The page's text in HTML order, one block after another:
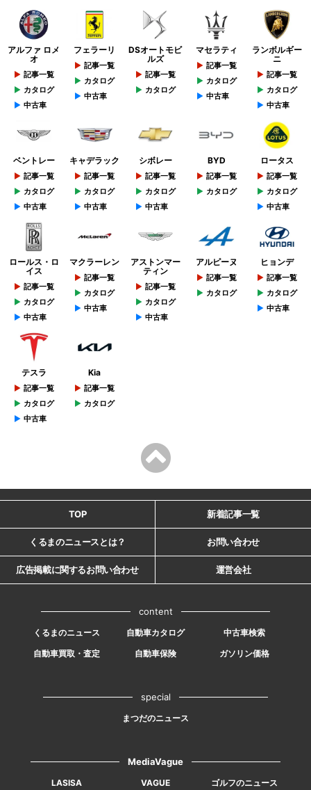
アルファ ロメ
オ
記事一覧
カタログ
中古車
フェラーリ
記事一覧
カタログ
中古車
DSオートモビ
ルズ
記事一覧
カタログ
マセラティ
記事一覧
カタログ
中古車
ランボルギー
ニ
記事一覧
カタログ
中古車
ベントレー
記事一覧
カタログ
中古車
キャデラック
記事一覧
カタログ
中古車
シボレー
記事一覧
カタログ
中古車
BYD
記事一覧
カタログ
ロータス
記事一覧
カタログ
中古車
ロールス・ロ
イス
記事一覧
カタログ
中古車
マクラーレン
記事一覧
カタログ
中古車
アストンマー
ティン
記事一覧
カタログ
中古車
アルピーヌ
記事一覧
カタログ
ヒョンデ
記事一覧
カタログ
中古車
テスラ
記事一覧
カタログ
中古車
Kia
記事一覧
カタログ
TOP 新着記事一覧
くるまのニュースとは？ お問い合わせ
広告掲載に関するお問い合わせ 運営会社
content
くるまのニュース 自動車カタログ
中古車検索
自動車買取・査定
自動車保険 ガソリン価格
special
まつだのニュース
MediaVague
LASISA VAGUE ゴルフのニュース